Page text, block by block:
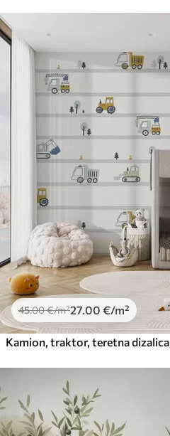
45.00€/m²27 .00 €/m²